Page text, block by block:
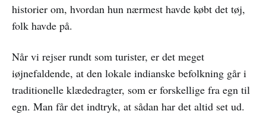
historier om, hvordan hun nærmest havde købt det tøj,
folk havde på.
Når vi rejser rundt som turister, er det meget
iøjnefaldende, at den lokale indianske befolkning går i
traditionelle klædedragter, som er forskellige fra egn til
egn. Man får det indtryk, at sådan har det altid set ud.